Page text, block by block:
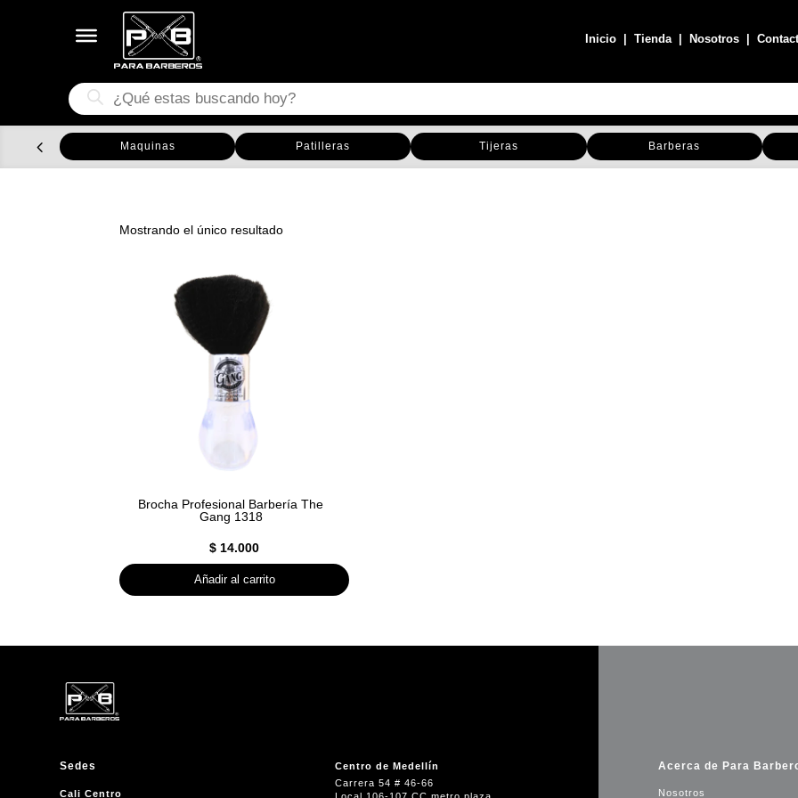
Inicio |Tienda| Nosotros |
Búsqueda
de
productos
Maquinas Patilleras Tijeras Barberas
Mostrando el único resultado
Brocha Profesional Barbería The
Gang 1318
$ 14.000
Añadir al carrito
Sedes
Cali Centro
Centro de Medellín
Carrera 54 # 46-66
Acerca de Para
Nosotros